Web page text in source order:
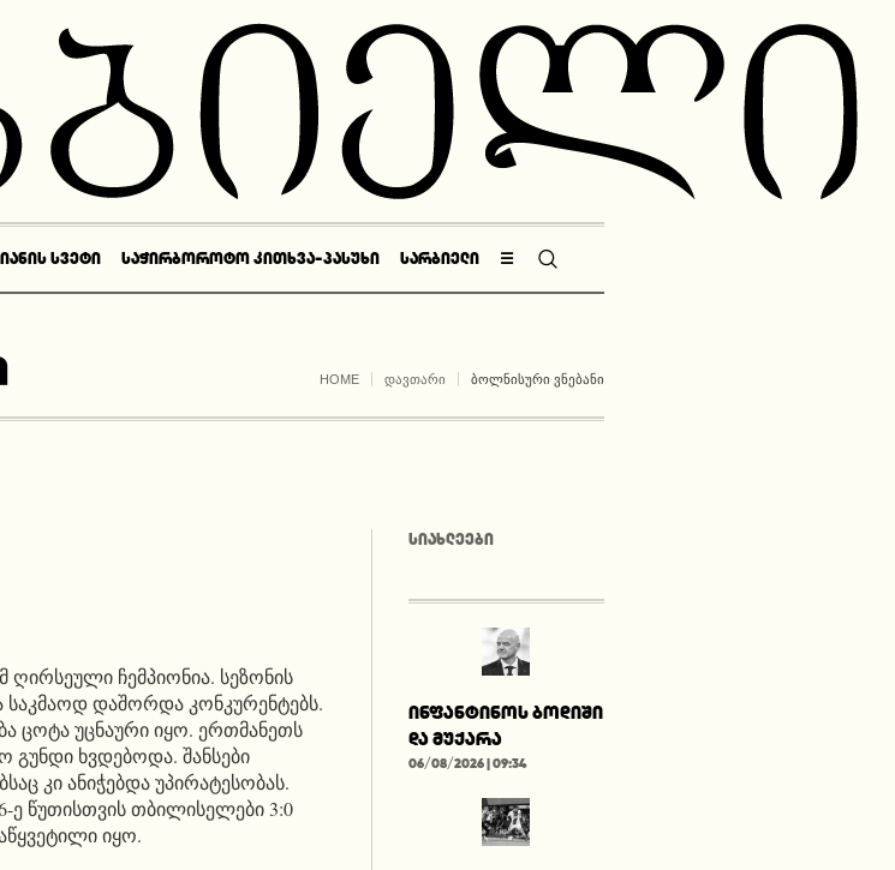
ᲡᲕᲔᲢᲘ ᲡᲐᲭᲘᲠᲑᲝᲠᲝᲢᲝ ᲙᲘᲗᲮᲕᲐ-ᲞᲐᲡᲣᲮᲘ ᲡᲐᲠᲑᲘᲔᲚᲘ ☰
HOME ᲓᲐᲕᲗᲐᲠᲘ ᲑᲝᲚᲜᲘᲡᲣᲠᲘ ᲕᲜᲔᲑᲐᲜᲘ
ჩემპიონია. სეზონის
დაშორდა კონკურენტებს.
ცოტა უცნაური იყო. ერთმანეთს
ხვდებოდა. შანსები
კი ანიჭებდა უპირატესობას.
ე წუთისთვის თბილისელები 3:0
იყო.
ᲡᲘᲐᲮᲚᲔᲔᲑᲘ
ინფანტინოს ბოდიში
და მუქარა
06/08/2026 | 09:34